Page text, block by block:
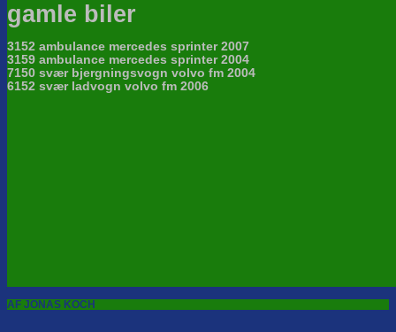
gamle biler
3152 ambulance mercedes sprinter 2007
3159 ambulance mercedes sprinter 2004
7150 svær bjergningsvogn volvo fm 2004
6152 svær ladvogn volvo fm 2006
AF JONAS KOCH